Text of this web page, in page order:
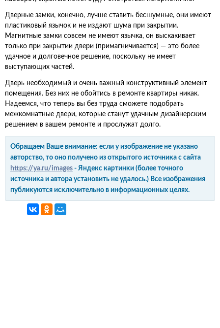
Дверные замки, конечно, лучше ставить бесшумные, они имеют
пластиковый язычок и не издают шума при закрытии.
Магнитные замки совсем не имеют язычка, он выскакивает
только при закрытии двери (примагничивается) — это более
удачное и долговечное решение, поскольку не имеет
выступающих частей.
Дверь необходимый и очень важный конструктивный элемент
помещения. Без них не обойтись в ремонте квартиры никак.
Надеемся, что теперь вы без труда сможете подобрать
межкомнатные двери, которые станут удачным дизайнерским
решением в вашем ремонте и прослужат долго.
Обращаем Ваше внимание: если у изображение не указано
авторство, то оно получено из открытого источника с сайта
https://ya.ru/images - Яндекс картинки (более точного
источника и автора установить не удалось.) Все изображения
публикуются исключительно в информационных целях.